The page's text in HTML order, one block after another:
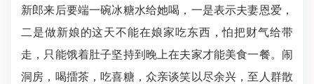
新郎来后要端一碗冰糖水给她喝，一是表示夫妻恩爱，
二是做新娘的这天不能在娘家吃东西，怕把财气给带
走，只能饿着肚子坚持到晚上在夫家才能美食一餐。闹
洞房，喝擂茶，吃喜糖，众亲谈笑以尽余兴，至人群散